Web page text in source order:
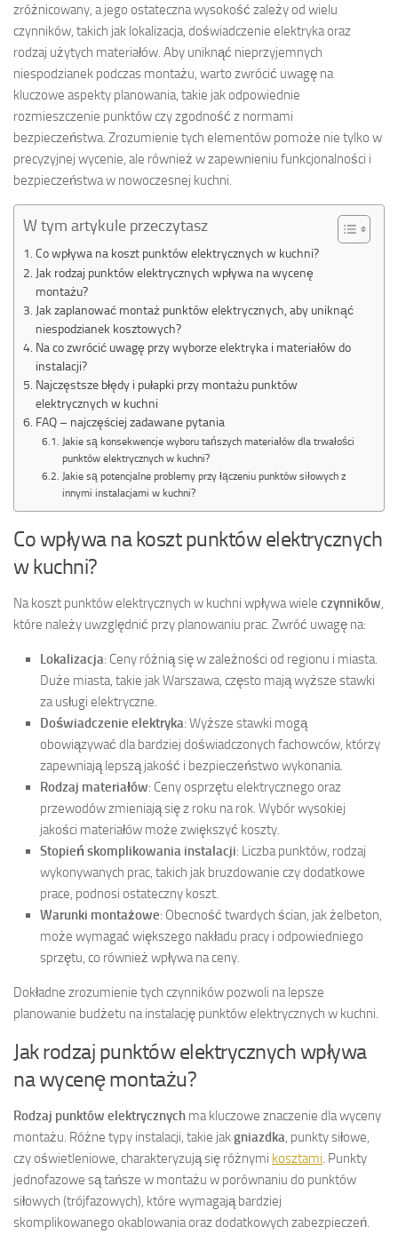
zróżnicowany, a jego ostateczna wysokość zależy od wielu
czynników, takich jak lokalizacja, doświadczenie elektryka oraz
rodzaj użytych materiałów. Aby uniknąć nieprzyjemnych
niespodzianek podczas montażu, warto zwrócić uwagę na
kluczowe aspekty planowania, takie jak odpowiednie
rozmieszczenie punktów czy zgodność z normami
bezpieczeństwa. Zrozumienie tych elementów pomoże nie tylko w
precyzyjnej wycenie, ale również w zapewnieniu funkcjonalności i
bezpieczeństwa w nowoczesnej kuchni.
W tym artykule przeczytasz
Co wpływa na koszt punktów elektrycznych w kuchni?
Jak rodzaj punktów elektrycznych wpływa na wycenę
montażu?
Jak zaplanować montaż punktów elektrycznych, aby uniknąć
niespodzianek kosztowych?
Na co zwrócić uwagę przy wyborze elektryka i materiałów do
instalacji?
Najczęstsze błędy i pułapki przy montażu punktów
elektrycznych w kuchni
FAQ – najczęściej zadawane pytania
Jakie są konsekwencje wyboru tańszych materiałów dla trwałości
punktów elektrycznych w kuchni?
Jakie są potencjalne problemy przy łączeniu punktów siłowych z
innymi instalacjami w kuchni?
Co wpływa na koszt punktów elektrycznych
w kuchni?
Na koszt punktów elektrycznych w kuchni wpływa wiele czynników
które należy uwzględnić przy planowaniu prac. Zwróć uwagę na:
Lokalizacja: Ceny różnią się w zależności od regionu i miasta.
Duże miasta, takie jak Warszawa, często mają wyższe stawki
za usługi elektryczne.
Doświadczenie elektryka: Wyższe stawki mogą
obowiązywać dla bardziej doświadczonych fachowców, którzy
zapewniają lepszą jakość i bezpieczeństwo wykonania.
Rodzaj materiałów: Ceny osprzętu elektrycznego oraz
przewodów zmieniają się z roku na rok. Wybór wysokiej
jakości materiałów może zwiększyć koszty.
Stopień skomplikowania instalacji: Liczba punktów, rodzaj
wykonywanych prac, takich jak bruzdowanie czy dodatkowe
prace, podnosi ostateczny koszt.
Warunki montażowe: Obecność twardych ścian, jak żelbeton,
może wymagać większego nakładu pracy i odpowiedniego
sprzętu, co również wpływa na ceny.
Dokładne zrozumienie tych czynników pozwoli na lepsze
planowanie budżetu na instalację punktów elektrycznych w kuchni.
Jak rodzaj punktów elektrycznych wpływa
na wycenę montażu?
Rodzaj punktów elektrycznych ma kluczowe znaczenie dla wyceny
montażu. Różne typy instalacji, takie jakgniazdka , punkty siłowe,
czy oświetleniowe, charakteryzują się różnymi kosztami . Punkty
jednofazowe są tańsze w montażu w porównaniu do punktów
siłowych (trójfazowych), które wymagają bardziej
skomplikowanego okablowania oraz dodatkowych zabezpieczeń.